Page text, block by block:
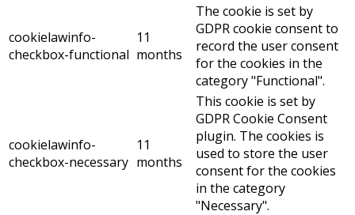
cookielawinfo-
checkbox-functional
11
months
The cookie is set by
GDPR cookie consent to
record the user consent
for the cookies in the
category "Functional".
cookielawinfo-
checkbox-necessary
11
months
This cookie is set by
GDPR Cookie Consent
plugin. The cookies is
used to store the user
consent for the cookies
in the category
"Necessary".